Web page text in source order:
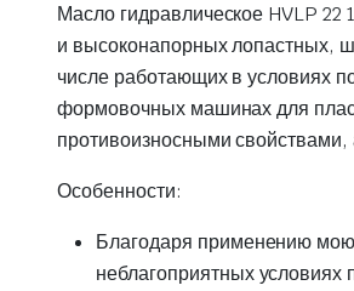
Масло гидравлическое HVLP
и высоконапорных лопастных,
числе работающих в условиях
формовочных машинах для
противоизносными свойствами,
Особенности:
Благодаря применению
неблагоприятных